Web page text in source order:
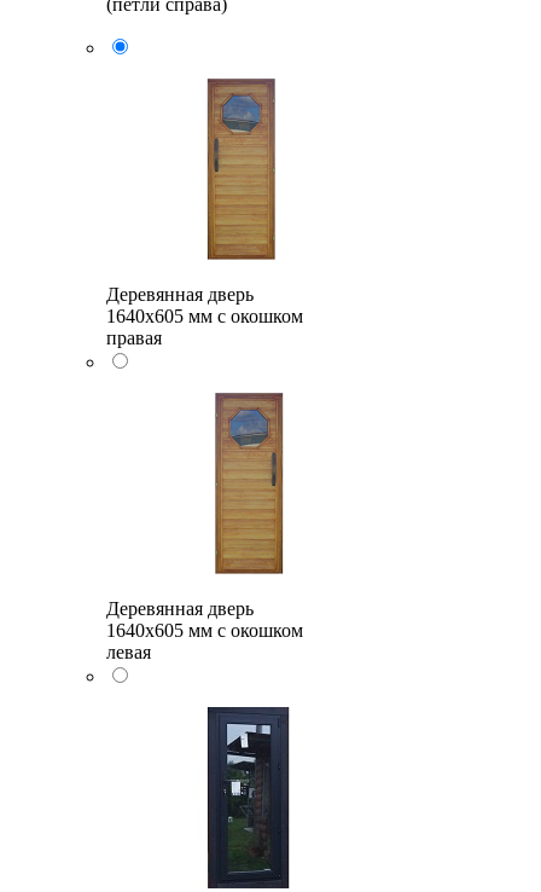
(петли справа)
Деревянная дверь
1640x605 мм с окошком
правая
Деревянная дверь
1640x605 мм с окошком
левая